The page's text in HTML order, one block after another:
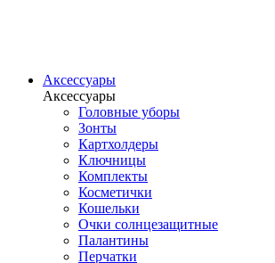
Аксессуары
Аксессуары
Головные уборы
Зонты
Картхолдеры
Ключницы
Комплекты
Косметички
Кошельки
Очки солнцезащитные
Палантины
Перчатки